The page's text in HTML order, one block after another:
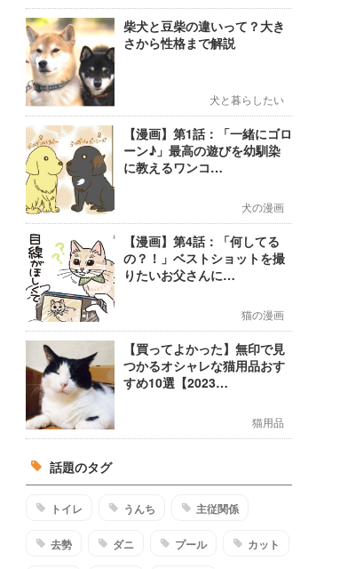
柴犬と豆柴の違いって？大き
さから性格まで解説
犬と暮らしたい
【漫画】第1話：「一緒にゴロ
ーン♪」最高の遊びを幼馴染
に教えるワンコ…
犬の漫画
【漫画】第4話：「何してる
の？！」ベストショットを撮
りたいお父さんに…
猫の漫画
【買ってよかった】無印で見
つかるオシャレな猫用品おす
すめ10選【2023…
猫用品
話題のタグ
トイレ うんち 主従関係
去勢 ダニ プール カット